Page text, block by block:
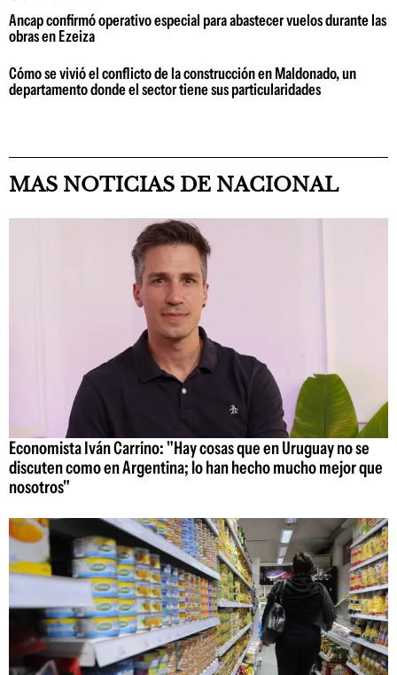
Ancap confirmó operativo especial para abastecer vuelos durante las
obras en Ezeiza
Cómo se vivió el conflicto de la construcción en Maldonado, un
departamento donde el sector tiene sus particularidades
MAS NOTICIAS DE NACIONAL
Economista Iván Carrino: "Hay cosas que en Uruguay no se
discuten como en Argentina; lo han hecho mucho mejor que
nosotros"